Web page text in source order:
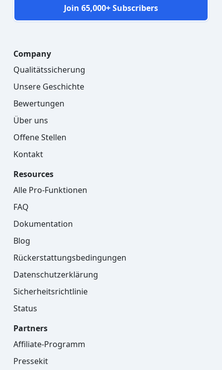
Join 65,000+ Subscribers
Company
Qualitätssicherung
Unsere Geschichte
Bewertungen
Über uns
Offene Stellen
Kontakt
Resources
Alle Pro-Funktionen
FAQ
Dokumentation
Blog
Rückerstattungsbedingungen
Datenschutzerklärung
Sicherheitsrichtlinie
Status
Partners
Affiliate-Programm
Pressekit